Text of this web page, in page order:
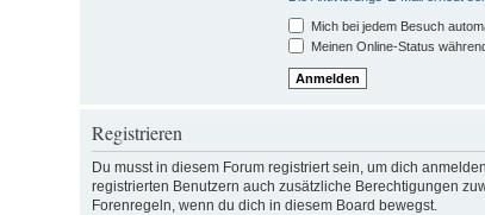
Mich bei jedem Besuch
Meinen Online-Status
Registrieren
Du musst in diesem Forum registriert sein, um dich
registrierten Benutzern auch zusätzliche Berechtigungen
Forenregeln, wenn du dich in diesem Board bewegst.